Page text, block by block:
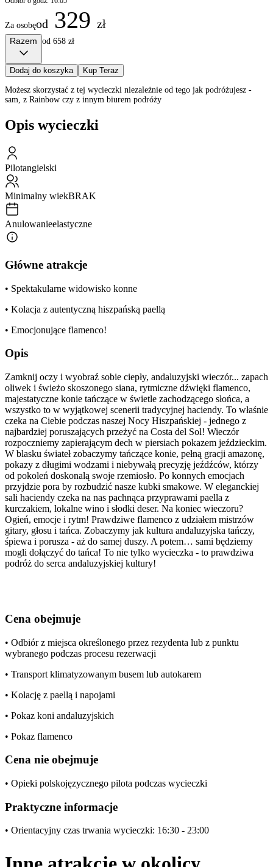
Za osobęod 329 zł
Razem od 658 zł
Dodaj do koszyka Kup Teraz
Możesz skorzystać z tej wycieczki niezależnie od tego jak podróżujesz -
sam, z Rainbow czy z innym biurem podróży
Opis wycieczki
Pilotangielski
Minimalny wiekBRAK
Anulowanieelastyczne
Główne atrakcje
• Spektakularne widowisko konne
• Kolacja z autentyczną hiszpańską paellą
• Emocjonujące flamenco!
Opis
Zamknij oczy i wyobraź sobie ciepły, andaluzyjski wieczór... zapach
oliwek i świeżo skoszonego siana, rytmiczne dźwięki flamenco,
majestatyczne konie tańczące w świetle zachodzącego słońca, a
wszystko to w wyjątkowej scenerii tradycyjnej haciendy. To właśnie
czeka na Ciebie podczas naszej Nocy Hiszpańskiej - jednego z
najbardziej poruszających przeżyć na Costa del Sol! Wieczór
rozpoczniemy zapierającym dech w piersiach pokazem jeździeckim.
W blasku świateł zobaczymy tańczące konie, pełną gracji amazonę,
pokazy z długimi wodzami i niebywałą precyzję jeźdźców, którzy
od pokoleń doskonalą swoje rzemiosło. Po konnych emocjach
przyjdzie pora by rozbudzić nasze kubki smakowe. W eleganckiej
sali haciendy czeka na nas pachnąca przyprawami paella z
kurczakiem, lokalne wino i słodki deser. Na koniec wieczoru?
Ogień, emocje i rytm! Prawdziwe flamenco z udziałem mistrzów
gitary, głosu i tańca. Zobaczymy jak kultura andaluzyjska tańczy,
śpiewa i porusza - aż do samej duszy. A potem… sami będziemy
mogli dołączyć do tańca! To nie tylko wycieczka - to prawdziwa
podróż do serca andaluzyjskiej kultury!
Cena obejmuje
• Odbiór z miejsca określonego przez rezydenta lub z punktu
wybranego podczas procesu rezerwacji
• Transport klimatyzowanym busem lub autokarem
• Kolację z paellą i napojami
• Pokaz koni andaluzyjskich
• Pokaz flamenco
Cena nie obejmuje
• Opieki polskojęzycznego pilota podczas wycieczki
Praktyczne informacje
• Orientacyjny czas trwania wycieczki: 16:30 - 23:00